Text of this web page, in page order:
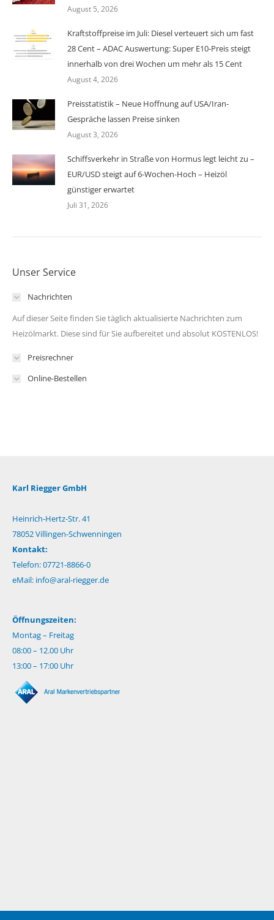
August 5, 2026
Kraftstoffpreise im Juli: Diesel verteuert sich um fast
28 Cent – ADAC Auswertung: Super E10-Preis steigt
innerhalb von drei Wochen um mehr als 15 Cent
August 4, 2026
Preisstatistik – Neue Hoffnung auf USA/Iran-
Gespräche lassen Preise sinken
August 3, 2026
Schiffsverkehr in Straße von Hormus legt leicht zu –
EUR/USD steigt auf 6-Wochen-Hoch – Heizöl
günstiger erwartet
Juli 31, 2026
Unser Service
Nachrichten
Auf dieser Seite finden Sie täglich aktualisierte Nachrichten zum
Heizölmarkt. Diese sind für Sie aufbereitet und absolut KOSTENLOS!
Preisrechner
Online-Bestellen
Karl Riegger GmbH
Heinrich-Hertz-Str. 41
78052 Villingen-Schwenningen
Kontakt:
Telefon: 07721-8866-0
eMail: info@aral-riegger.de
Öffnungszeiten:
Montag – Freitag
08:00 – 12.00 Uhr
13:00 – 17:00 Uhr